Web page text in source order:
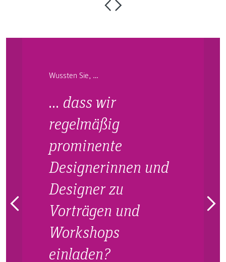
Wussten Sie, …
… dass wir
regelmäßig
prominente
Designerinnen und
Designer zu
Vorträgen und
Workshops
einladen?